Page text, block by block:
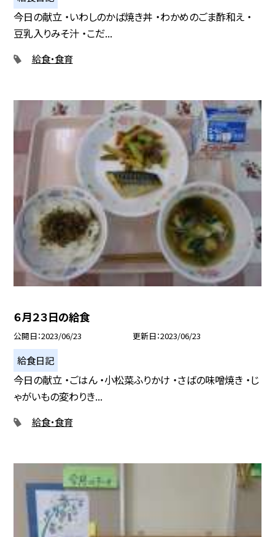
今日の献立 ・いわしのかば焼き丼 ・わかめのごま酢和え ・
豆乳入りみそ汁 ・こだ...
給食・食育
６月２３日の給食
公開日 2023/06/23 更新日 2023/06/23
給食日記
今日の献立 ・ごはん ・小松菜ふりかけ ・さばの味噌焼き ・じ
ゃがいもの変わりき...
給食・食育